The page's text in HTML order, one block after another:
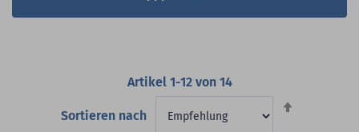
Artikel 1-12von 14
Sortieren nach